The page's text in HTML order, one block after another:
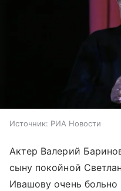
Источник: РИА Новости
Актер Валерий
сыну покойной
Ивашову очень